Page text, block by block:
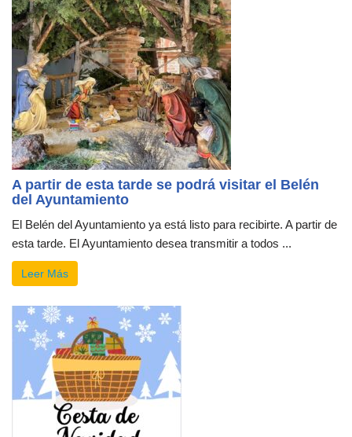
A partir de esta tarde se podrá visitar el Belén
del Ayuntamiento
El Belén del Ayuntamiento ya está listo para recibirte. A partir de
esta tarde. El Ayuntamiento desea transmitir a todos ...
Leer Más